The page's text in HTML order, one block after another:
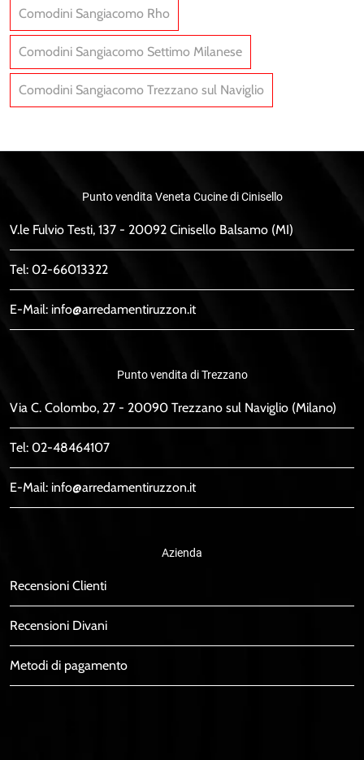
Comodini Sangiacomo Rho
Comodini Sangiacomo Settimo Milanese
Comodini Sangiacomo Trezzano sul Naviglio
Punto vendita Veneta Cucine di Cinisello
V.le Fulvio Testi, 137 - 20092 Cinisello Balsamo (MI)
Tel: 02-66013322
E-Mail: info@arredamentiruzzon.it
Punto vendita di Trezzano
Via C. Colombo, 27 - 20090 Trezzano sul Naviglio (Milano)
Tel: 02-48464107
E-Mail: info@arredamentiruzzon.it
Azienda
Recensioni Clienti
Recensioni Divani
Metodi di pagamento